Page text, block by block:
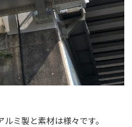
ミ製と素材は様々です。